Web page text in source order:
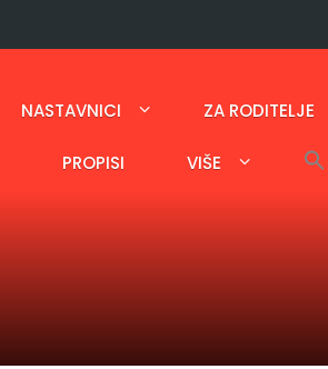
NASTAVNICI ZA RODITELJE
PROPISI VIŠE